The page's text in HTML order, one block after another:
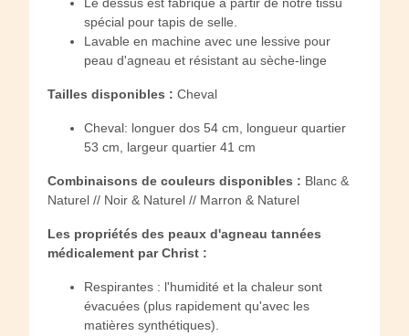
spécial pour tapis de selle.
Lavable en machine avec une lessive pour
peau d'agneau et résistant au sèche-linge
Tailles disponibles : Cheval
Cheval: longuer dos 54 cm, longueur quartier
53 cm, largeur quartier 41 cm
Combinaisons de couleurs disponibles : Blanc &
Naturel // Noir & Naturel // Marron & Naturel
Les propriétés des peaux d'agneau tannées
médicalement par Christ :
Respirantes : l'humidité et la chaleur sont
évacuées (plus rapidement qu'avec les
matières synthétiques).